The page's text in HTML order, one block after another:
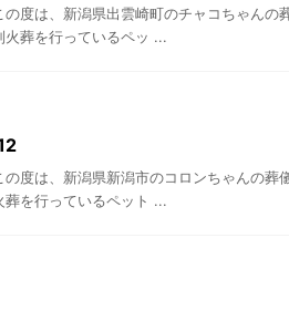
度は、新潟県出雲崎町のチャコちゃんの
葬を行っているペッ ...
度は、新潟県新潟市のコロンちゃんの葬
を行っているペット ...